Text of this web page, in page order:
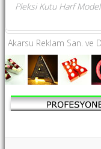
Pleksi Kutu Harf
Akarsu Reklam San. ve